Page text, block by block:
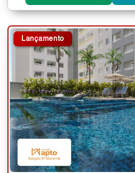
Lançamento